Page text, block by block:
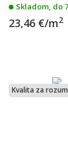
Skladom, do
23,46 €/m2
Kvalita za